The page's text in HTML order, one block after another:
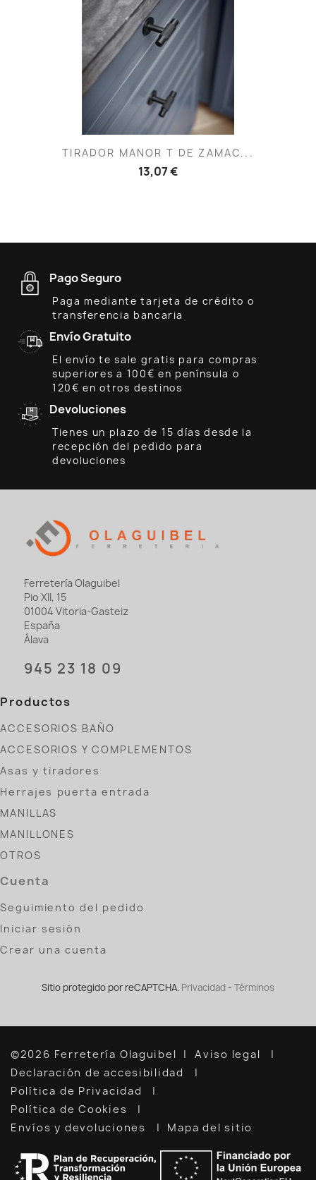
TIRADOR MANOR T DE ZAMAC...
13,07 €
Pago Seguro
Paga mediante tarjeta de crédito o
transferencia bancaria
Envío Gratuito
El envío te sale gratis para compras
superiores a 100€ en península o
120€ en otros destinos
Devoluciones
Tienes un plazo de 15 días desde la
recepción del pedido para
devoluciones
Ferretería Olaguibel
Pio XII, 15
01004 Vitoria-Gasteiz
España
Álava
945 23 18 09
Productos
ACCESORIOS BAÑO
ACCESORIOS Y COMPLEMENTOS
Asas y tiradores
Herrajes puerta entrada
MANILLAS
MANILLONES
OTROS
Cuenta
Seguimiento del pedido
Iniciar sesión
Crear una cuenta
Sitio protegido por reCAPTCHA. Privacidad - Términos
©2026 Ferretería Olaguibel
Aviso legal
Declaración de accesibilidad
Política de Privacidad
Política de Cookies
Envíos y devoluciones
Mapa del sitio